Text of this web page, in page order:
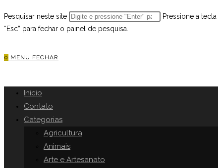
Pesquisar neste site
Pressione a tecla
“Esc” para fechar o painel de pesquisa.
0 MENU FECHAR
Inicio
Contato
Categorias
Agricultura
Animais
Arte e Artesanato